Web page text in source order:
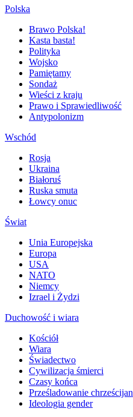
Polska
Brawo Polska!
Kasta basta!
Polityka
Wojsko
Pamiętamy
Sondaż
Wieści z kraju
Prawo i Sprawiedliwość
Antypolonizm
Wschód
Rosja
Ukraina
Białoruś
Ruska smuta
Łowcy onuc
Świat
Unia Europejska
Europa
USA
NATO
Niemcy
Izrael i Żydzi
Duchowość i wiara
Kościół
Wiara
Świadectwo
Cywilizacja śmierci
Czasy końca
Prześladowanie chrześcijan
Ideologia gender